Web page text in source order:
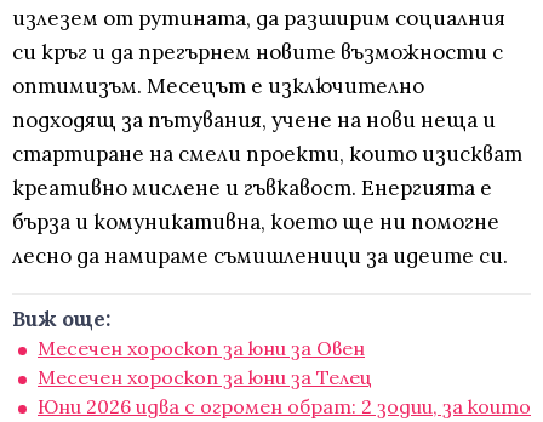
излезем от рутината, да разширим социалния
си кръг и да прегърнем новите възможности с
оптимизъм. Месецът е изключително
подходящ за пътувания, учене на нови неща и
стартиране на смели проекти, които изискват
креативно мислене и гъвкавост. Енергията е
бърза и комуникативна, което ще ни помогне
лесно да намираме съмишленици за идеите си.
Виж още:
Месечен хороскоп за юни за Овен
Месечен хороскоп за юни за Телец
Юни 2026 идва с огромен обрат: 2 зодии, за които